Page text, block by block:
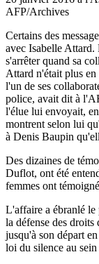
AFP/Archives
Certains des
avec Isabelle
s'arrêter quand sa
Attard n'était plus en
l'un de ses
police, avait dit à
l'élue lui envoyait,
montrent selon lui
à Denis Baupin
Des dizaines de
Duflot, ont été
femmes ont
L'affaire a ébranlé le
la défense des
jusqu'à son départ
loi du silence au